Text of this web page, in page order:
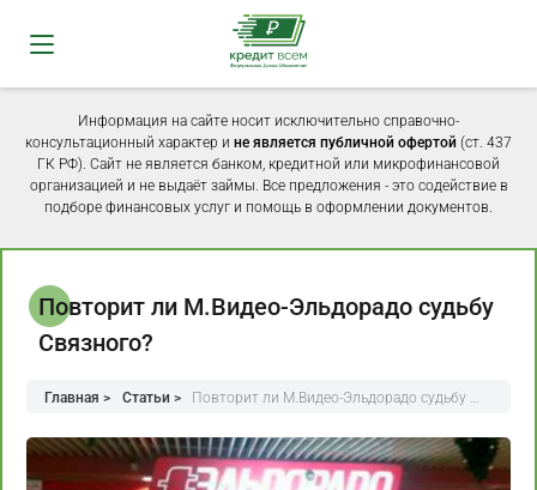
Информация на сайте носит исключительно справочно-
консультационный характер и не является публичной офертой (ст. 437
ГК РФ). Сайт не является банком, кредитной или микрофинансовой
организацией и не выдаёт займы. Все предложения - это содействие в
подборе финансовых услуг и помощь в оформлении документов.
Повторит ли М.Видео-Эльдорадо судьбу
Связного?
Главная > Статьи > Повторит ли М.Видео-Эльдорадо судьбу …